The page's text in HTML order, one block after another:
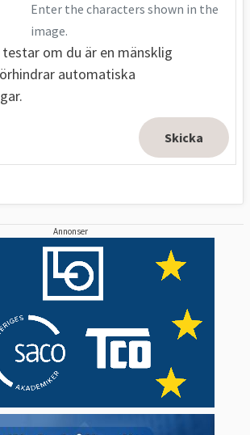
Enter the characters shown in the
image.
om du är en mänsklig
automatiska
Annonser